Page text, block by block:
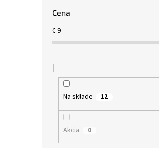
Cena
€9
Na sklade 12
Akcia 0